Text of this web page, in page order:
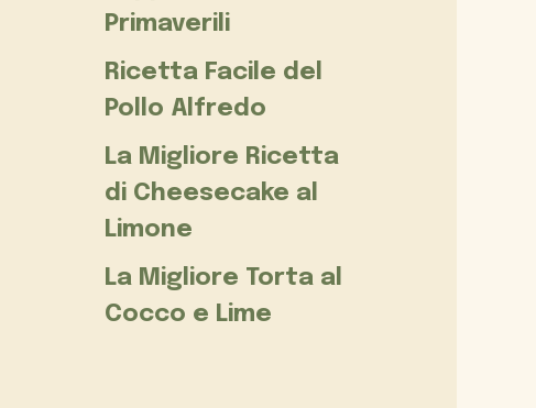
Primaverili
Ricetta Facile del
Pollo Alfredo
La Migliore Ricetta
di Cheesecake al
Limone
La Migliore Torta al
Cocco e Lime